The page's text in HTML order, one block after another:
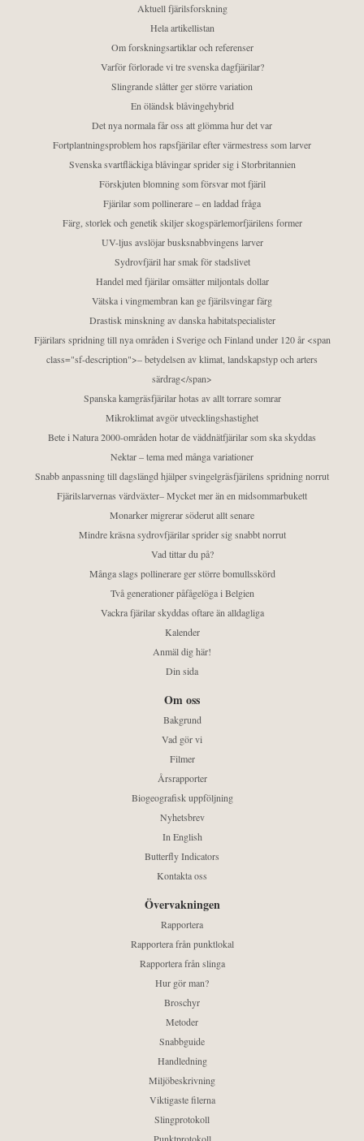
Aktuell fjärilsforskning
Hela artikellistan
Om forskningsartiklar och referenser
Varför förlorade vi tre svenska dagfjärilar?
Slingrande slåtter ger större variation
En öländsk blåvingehybrid
Det nya normala får oss att glömma hur det var
Fortplantningsproblem hos rapsfjärilar efter värmestress som larver
Svenska svartfläckiga blåvingar sprider sig i Storbritannien
Förskjuten blomning som försvar mot fjäril
Fjärilar som pollinerare – en laddad fråga
Färg, storlek och genetik skiljer skogspärlemorfjärilens former
UV-ljus avslöjar busksnabbvingens larver
Sydrovfjäril har smak för stadslivet
Handel med fjärilar omsätter miljontals dollar
Vätska i vingmembran kan ge fjärilsvingar färg
Drastisk minskning av danska habitatspecialister
Fjärilars spridning till nya områden i Sverige och Finland under 120 år <span
class="sf-description">– betydelsen av klimat, landskapstyp och arters
särdrag</span>
Spanska kamgräsfjärilar hotas av allt torrare somrar
Mikroklimat avgör utvecklingshastighet
Bete i Natura 2000-områden hotar de väddnätfjärilar som ska skyddas
Nektar – tema med många variationer
Snabb anpassning till dagslängd hjälper svingelgräsfjärilens spridning norrut
Fjärilslarvernas värdväxter– Mycket mer än en midsommarbukett
Monarker migrerar söderut allt senare
Mindre kräsna sydrovfjärilar sprider sig snabbt norrut
Vad tittar du på?
Många slags pollinerare ger större bomullsskörd
Två generationer påfågelöga i Belgien
Vackra fjärilar skyddas oftare än alldagliga
Kalender
Anmäl dig här!
Din sida
Om oss
Bakgrund
Vad gör vi
Filmer
Årsrapporter
Biogeografisk uppföljning
Nyhetsbrev
In English
Butterfly Indicators
Kontakta oss
Övervakningen
Rapportera
Rapportera från punktlokal
Rapportera från slinga
Hur gör man?
Broschyr
Metoder
Snabbguide
Handledning
Miljöbeskrivning
Viktigaste filerna
Slingprotokoll